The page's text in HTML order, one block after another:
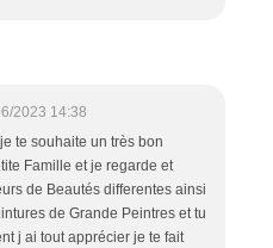
2023 14:38
te souhaite un très bon
Famille et je regarde et
de Beautés differentes ainsi
de Grande Peintres et tu
j ai tout apprécier je te fait